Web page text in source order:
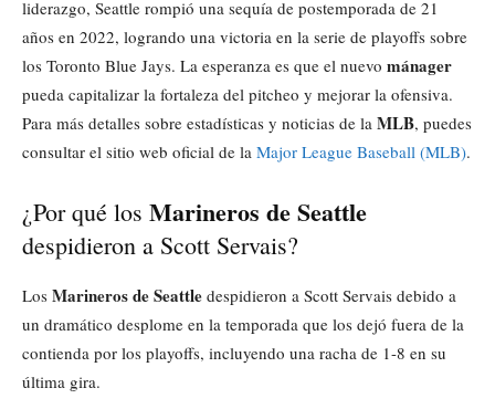
liderazgo, Seattle rompió una sequía de postemporada de 21
años en 2022, logrando una victoria en la serie de playoffs sobre
los Toronto Blue Jays. La esperanza es que el nuevo mánager
pueda capitalizar la fortaleza del pitcheo y mejorar la ofensiva.
Para más detalles sobre estadísticas y noticias de la MLB, puedes
consultar el sitio web oficial de la Major League Baseball (MLB).
¿Por qué los Marineros de Seattle
despidieron a Scott Servais?
Los Marineros de Seattle despidieron a Scott Servais debido a
un dramático desplome en la temporada que los dejó fuera de la
contienda por los playoffs, incluyendo una racha de 1-8 en su
última gira.